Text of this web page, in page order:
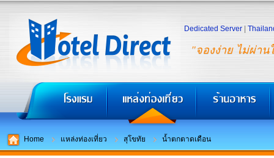
"จองง่าย ไม่ผ่าน
Dedicated Server
Home แหล่งท่องเที่ยว สุโขทัย น้ำตกตาดเดือน